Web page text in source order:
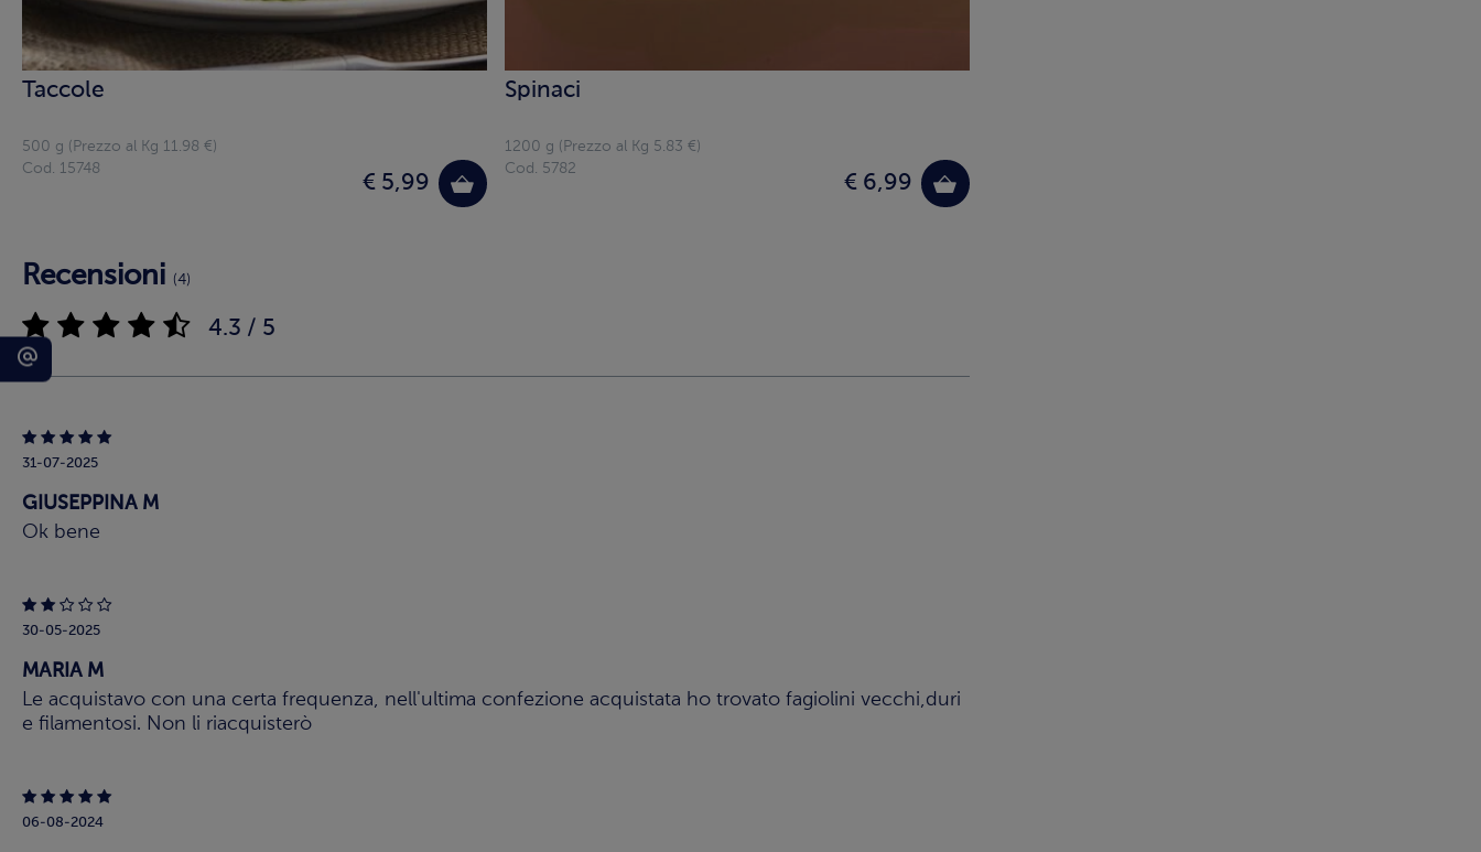
Taccole
500 g (Prezzo al Kg 11.98 €)
€ 5,99
Cod. 15748
Spinaci
1200 g (Prezzo al Kg 5.83 €)
€ 6,99
Cod. 5782
Recensioni (4)
4.3 / 5
31-07-2025
GIUSEPPINA M
Ok bene
30-05-2025
MARIA M
Le acquistavo con una certa frequenza, nell'ultima confezione acquistata ho trovato fagiolini vecchi,duri
e filamentosi. Non li riacquisterò
06-08-2024